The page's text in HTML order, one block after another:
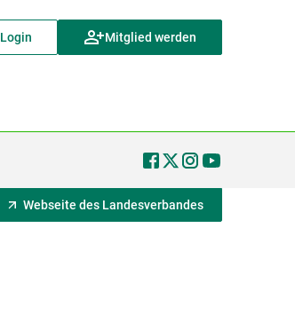
Login Mitglied werden
Webseite des Landesverbandes